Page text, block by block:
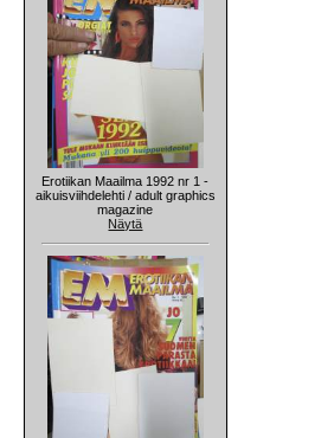
Erotiikan Maailma 1992 nr 1 -
aikuisviihdelehti / adult graphics
magazine
Näytä